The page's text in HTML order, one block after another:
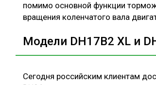
помимо основной функции
вращения коленчатого вала
Модели DH17В2 XL и
Сегодня российским клиентам